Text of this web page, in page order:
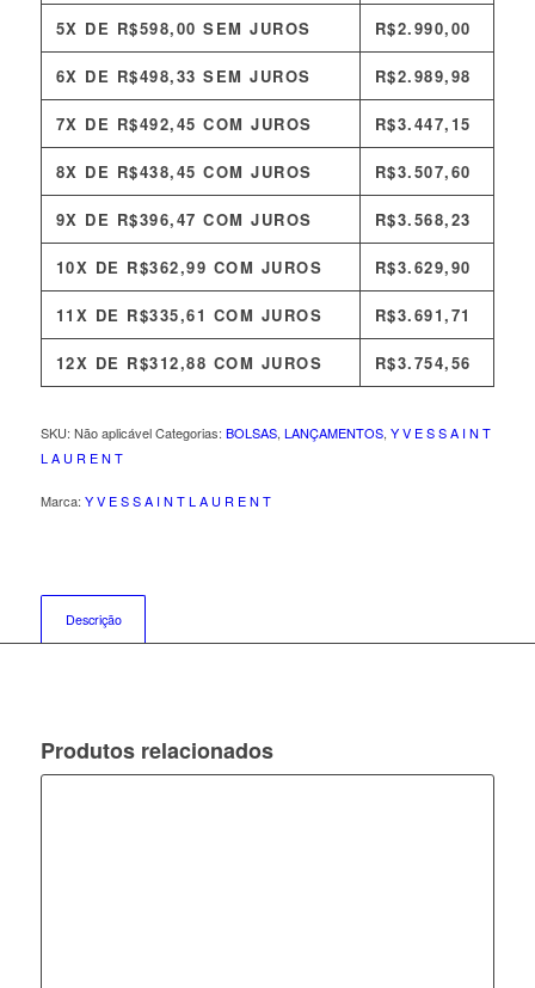
5X DE R$598,00 SEM JUROS R$2.990,00
6X DE R$498,33 SEM JUROS R$2.989,98
7X DE R$492,45 COM JUROS R$3.447,15
8X DE R$438,45 COM JUROS R$3.507,60
9X DE R$396,47 COM JUROS R$3.568,23
10X DE R$362,99 COM JUROS R$3.629,90
11X DE R$335,61 COM JUROS R$3.691,71
12X DE R$312,88 COM JUROS R$3.754,56
SKU: Não aplicável Categorias: BOLSAS, LANÇAMENTOS, Y V E S S A I N T
L A U R E N T
Marca: Y V E S S A I N T L A U R E N T
Descrição
Produtos relacionados